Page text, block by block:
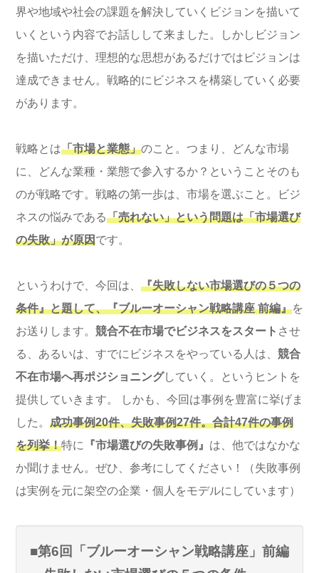
界や地域や社会の課題を解決していくビジョンを描いて
いくという内容でお話しして来ました。しかしビジョン
を描いただけ、理想的な思想があるだけではビジョンは
達成できません。戦略的にビジネスを構築していく必要
があります。
戦略とは「市場と業態」のこと。つまり、どんな市場
に、どんな業種・業態で参入するか？ということそのも
のが戦略です。戦略の第一歩は、市場を選ぶこと。ビジ
ネスの悩みである「売れない」という問題は「市場選び
の失敗」が原因です。
というわけで、今回は、 『失敗しない市場選びの５つの
条件』と題して、『ブルーオーシャン戦略講座 前編』を
お送りします。 競合不在市場でビジネスをスタート させ
る、あるいは、すでにビジネスをやっている人は、 競合
不在市場へ再ポジショニングしていく。というヒントを
提供していきます。 しかも、今回は事例を豊富に挙げま
した。 成功事例20件、失敗事例27件。合計47件の事例
を列挙！特に 『市場選びの失敗事例』 は、他ではなかな
か聞けません。ぜひ、参考にしてください！（失敗事例
は実例を元に架空の企業・個人をモデルにしています）
■第6回「ブルーオーシャン戦略講座」前編